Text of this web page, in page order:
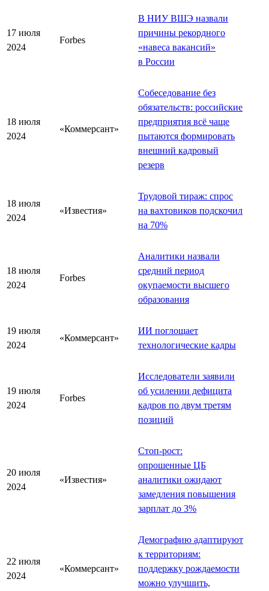
17 июля
2024
Forbes
В НИУ ВШЭ назвали
причины рекордного
«навеса вакансий»
в России
18 июля
2024
«Коммерсант»
Собеседование без
обязательств: российские
предприятия всё чаще
пытаются формировать
внешний кадровый
резерв
18 июля
2024
«Известия»
Трудовой тираж: спрос
на вахтовиков подскочил
на 70%
18 июля
2024
Forbes
Аналитики назвали
средний период
окупаемости высшего
образования
19 июля
2024
«Коммерсант»
ИИ поглощает
технологические кадры
19 июля
2024
Forbes
Исследователи заявили
об усилении дефицита
кадров по двум третям
позиций
20 июля
2024
«Известия»
Стоп-рост:
опрошенные ЦБ
аналитики ожидают
замедления повышения
зарплат до 3%
22 июля
2024
«Коммерсант»
Демографию адаптируют
к территориям:
поддержку рождаемости
можно улучшить,